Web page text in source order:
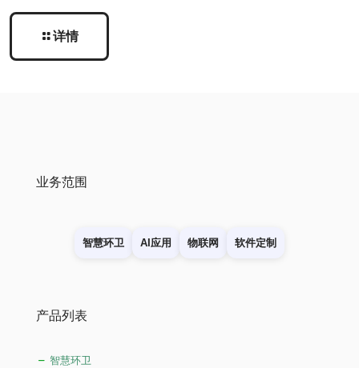
详情
业务范围
智慧环卫 AI应用 物联网 软件定制
产品列表
智慧环卫